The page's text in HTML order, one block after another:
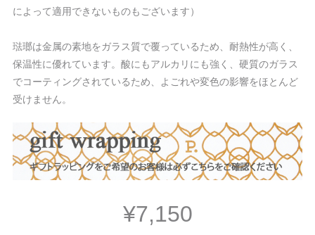
によって適用できないものもございます）
琺瑯は金属の素地をガラス質で覆っているため、耐熱性が高く、
保温性に優れています。酸にもアルカリにも強く、硬質のガラス
でコーティングされているため、よごれや変色の影響をほとんど
受けません。
¥7,150